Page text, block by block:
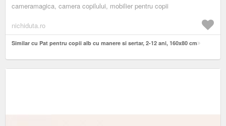
cameramagica, camera copilului, mobilier pentru copii
nichiduta.ro
Similar cu Pat pentru copii alb cu manere si sertar, 2-12 ani, 160x80 cm